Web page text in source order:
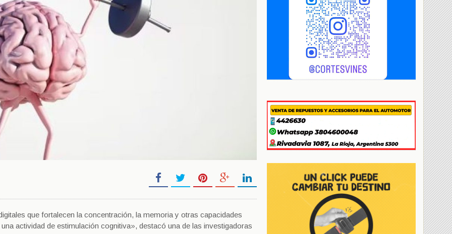
que fortalecen la concentración, la memoria y otras capacidades
actividad de estimulación cognitiva», destacó una de las investigadoras